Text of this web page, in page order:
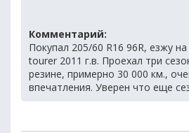
Комментарий:
Покупал 205/60 R16 96R, езжу
tourer 2011 г.в. Проехал три
резине, примерно 30 000 км.,
впечатления. Уверен что еще